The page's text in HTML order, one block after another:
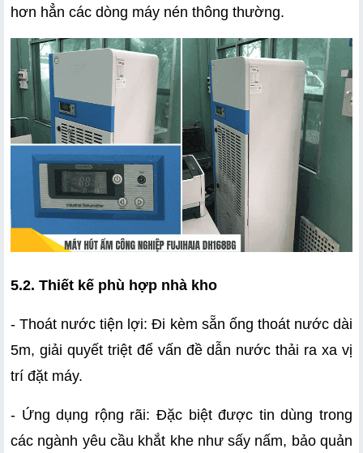
hơn hẳn các dòng máy nén thông thường.
5.2. Thiết kế phù hợp nhà kho
- Thoát nước tiện lợi: Đi kèm sẵn ống thoát nước dài
5m, giải quyết triệt để vấn đề dẫn nước thải ra xa vị
trí đặt máy.
- Ứng dụng rộng rãi: Đặc biệt được tin dùng trong
các ngành yêu cầu khắt khe như sấy nấm, bảo quản